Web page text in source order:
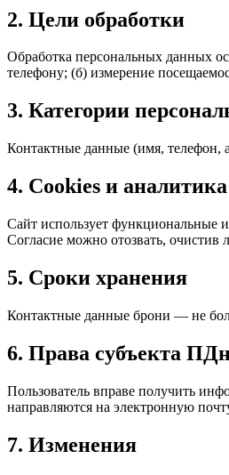
2. Цели обработки
Обработка персональных данных
телефону; (б) измерение
3. Категории
Контактные данные (имя, телефон,
4. Cookies и аналитика
Сайт использует функциональные
Согласие можно отозвать, очистив
5. Сроки хранения
Контактные данные брони — не
6. Права субъекта
Пользователь вправе получить
направляются на электронную
7. Изменения